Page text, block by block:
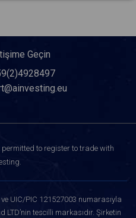
Geçin
permitted to register to trade with
ve UIC/PIC 121527003 numarasıyla
tescilli markasıdır. Şirketin